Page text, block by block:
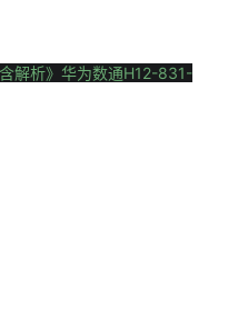
含解析》华为数通H12-831-